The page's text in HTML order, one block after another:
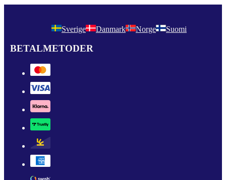
Sverige Danmark Norge Suomi
BETALMETODER